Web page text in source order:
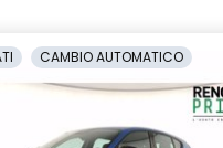
posteriori
Privacy
oscurati)
Retrovisori
CAMBIO AUTOMATICO